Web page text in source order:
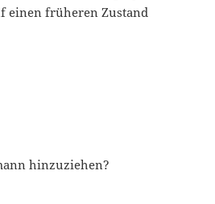
einen früheren Zustand
hinzuziehen?